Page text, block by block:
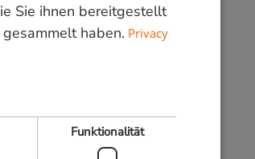
ausschließlich
ENGLISH
Sie ihnen bereitgestellt
haben. Privacy
Funktionalität